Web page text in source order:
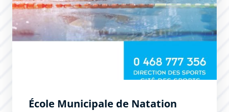
École Municipale de Natation